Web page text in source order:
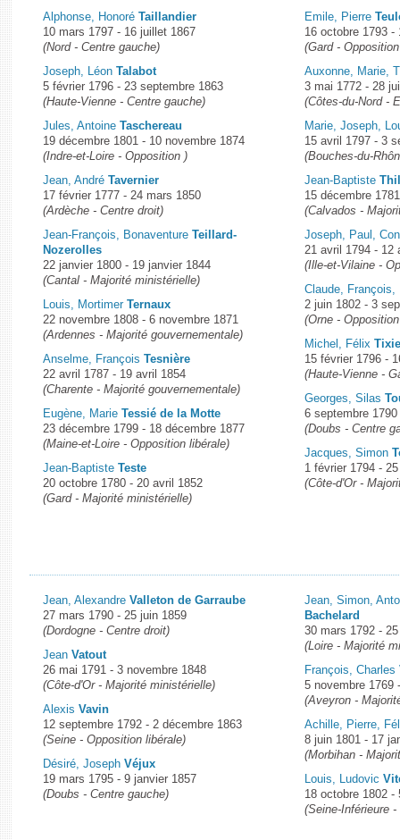
Alphonse, Honoré Taillandier
10 mars 1797 - 16 juillet 1867
(Nord - Centre gauche)
Joseph, Léon Talabot
5 février 1796 - 23 septembre 1863
(Haute-Vienne - Centre gauche)
Jules, Antoine Taschereau
19 décembre 1801 - 10 novembre 1874
(Indre-et-Loire - Opposition )
Jean, André Tavernier
17 février 1777 - 24 mars 1850
(Ardèche - Centre droit)
Jean-François, Bonaventure Teillard-
Nozerolles
22 janvier 1800 - 19 janvier 1844
(Cantal - Majorité ministérielle)
Louis, Mortimer Ternaux
22 novembre 1808 - 6 novembre 1871
(Ardennes - Majorité gouvernementale)
Anselme, François Tesnière
22 avril 1787 - 19 avril 1854
(Charente - Majorité gouvernementale)
Eugène, Marie Tessié de la Motte
23 décembre 1799 - 18 décembre 1877
(Maine-et-Loire - Opposition libérale)
Jean-Baptiste Teste
20 octobre 1780 - 20 avril 1852
(Gard - Majorité ministérielle)
Emile, Pierre
16 octobre 1793 -
(Gard -
Auxonne, Marie,
3 mai 1772 - 28
(Côtes-du-Nord -
Marie, Joseph,
15 avril 1797 - 3
(Bouches-du-
Jean-Baptiste
15 décembre
(Calvados -
Joseph, Paul,
21 avril 1794 - 12
(Ille-et-Vilaine -
Claude,
2 juin 1802 - 3
(Orne -
Michel, Félix
15 février 1796 -
(Haute-Vienne -
Georges, Silas
6 septembre
(Doubs - Centre
Jacques, Simon
1 février 1794 -
(Côte-d'Or -
Jean, Alexandre Valleton de Garraube
27 mars 1790 - 25 juin 1859
(Dordogne - Centre droit)
Jean Vatout
26 mai 1791 - 3 novembre 1848
(Côte-d'Or - Majorité ministérielle)
Alexis Vavin
12 septembre 1792 - 2 décembre 1863
(Seine - Opposition libérale)
Désiré, Joseph Véjux
19 mars 1795 - 9 janvier 1857
(Doubs - Centre gauche)
Jean, Simon,
Bachelard
30 mars 1792 -
(Loire - Majorité
François, Charles
5 novembre 1769
(Aveyron -
Achille, Pierre,
8 juin 1801 - 17
(Morbihan -
Louis, Ludovic
18 octobre 1802 -
(Seine-Inférieure